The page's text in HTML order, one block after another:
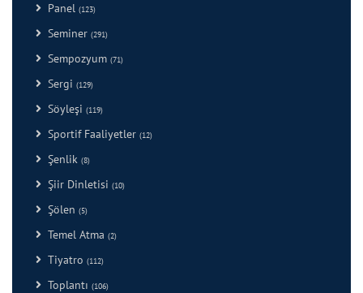
Panel (123)
Seminer (291)
Sempozyum (71)
Sergi (129)
Söyleşi (119)
Sportif Faaliyetler (12)
Şenlik (8)
Şiir Dinletisi (10)
Şölen (5)
Temel Atma (2)
Tiyatro (112)
Toplantı (106)